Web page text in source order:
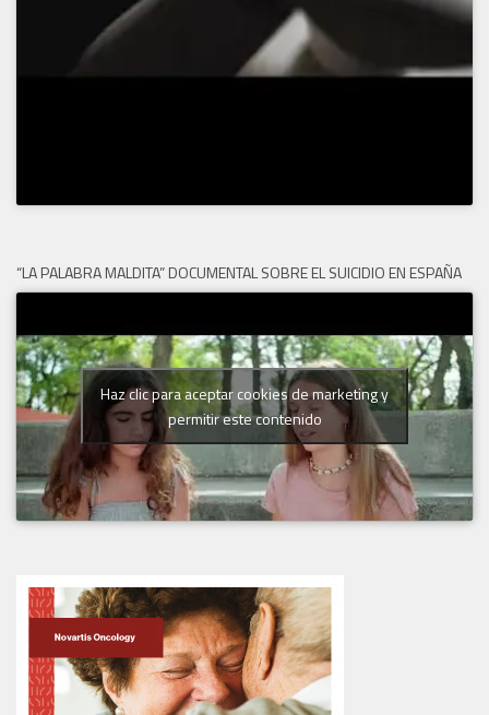
“LA PALABRA MALDITA” DOCUMENTAL SOBRE EL SUICIDIO EN ESPAÑA
Haz clic para aceptar cookies de marketing y
permitir este contenido